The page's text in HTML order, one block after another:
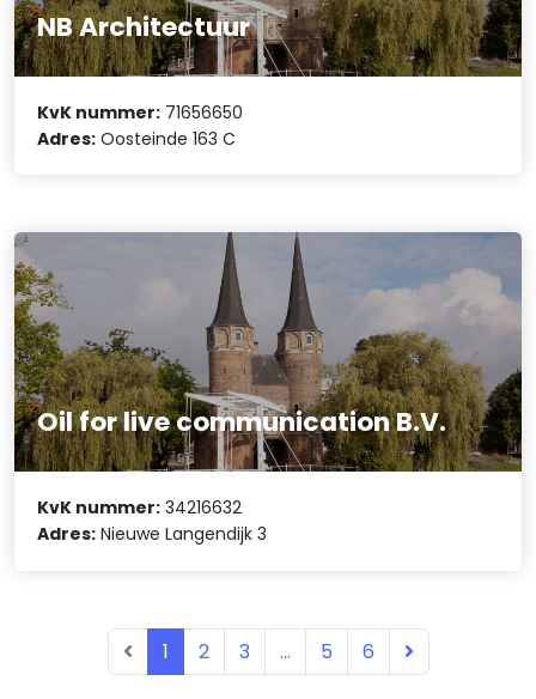
NB Architectuur
KvK nummer: 71656650
Adres: Oosteinde 163 C
Oil for live communication B.V.
KvK nummer: 34216632
Adres: Nieuwe Langendijk 3
1 2 3 ... 5 6